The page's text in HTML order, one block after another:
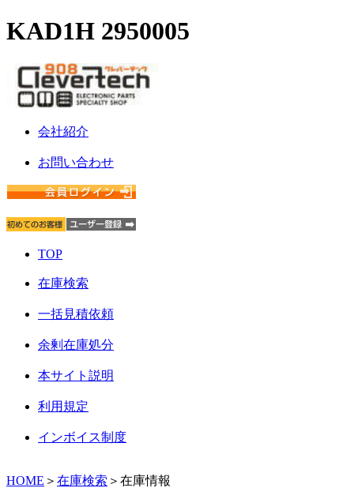
KAD1H 2950005
会社紹介
お問い合わせ
TOP
在庫検索
一括見積依頼
余剰在庫処分
本サイト説明
利用規定
インボイス制度
HOME ＞ 在庫検索 ＞在庫情報